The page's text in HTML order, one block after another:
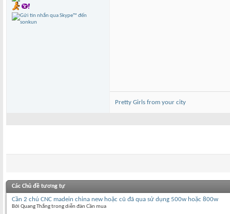
Pretty Girls from your city
Các Chủ đề tương tự
Cần 2 chú CNC madein china new hoặc cũ đã qua sử dụng 500w hoặc 800w
Bởi Quang Thắng trong diễn đàn Cần mua